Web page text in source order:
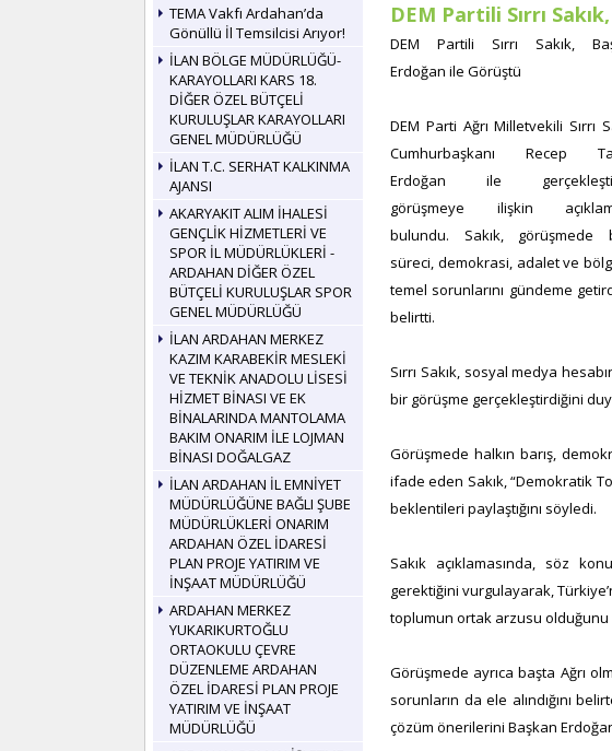
TEMA Vakfı Ardahan’da
Gönüllü İl Temsilcisi Arıyor!
İLAN BÖLGE MÜDÜRLÜĞÜ-
KARAYOLLARI KARS 18.
DİĞER ÖZEL BÜTÇELİ
KURULUŞLAR KARAYOLLARI
GENEL MÜDÜRLÜĞÜ
İLAN T.C. SERHAT KALKINMA
AJANSI
AKARYAKIT ALIM İHALESİ
GENÇLİK HİZMETLERİ VE
SPOR İL MÜDÜRLÜKLERİ -
ARDAHAN DİĞER ÖZEL
BÜTÇELİ KURULUŞLAR SPOR
GENEL MÜDÜRLÜĞÜ
İLAN ARDAHAN MERKEZ
KAZIM KARABEKİR MESLEKİ
VE TEKNİK ANADOLU LİSESİ
HİZMET BİNASI VE EK
BİNALARINDA MANTOLAMA
BAKIM ONARIM İLE LOJMAN
BİNASI DOĞALGAZ
İLAN ARDAHAN İL EMNİYET
MÜDÜRLÜĞÜNE BAĞLI ŞUBE
MÜDÜRLÜKLERİ ONARIM
ARDAHAN ÖZEL İDARESİ
PLAN PROJE YATIRIM VE
İNŞAAT MÜDÜRLÜĞÜ
ARDAHAN MERKEZ
YUKARIKURTOĞLU
ORTAOKULU ÇEVRE
DÜZENLEME ARDAHAN
ÖZEL İDARESİ PLAN PROJE
YATIRIM VE İNŞAAT
MÜDÜRLÜĞÜ
DEM Partili Sırrı
DEM Partili Sırrı Sakık,
Erdoğan ile Görüştü
DEM Parti Ağrı Milletvekili Sırrı
Cumhurbaşkanı Recep
Erdoğan ile
görüşmeye ilişkin
bulundu. Sakık, görüşmede
süreci, demokrasi, adalet ve
temel sorunlarını gündeme
belirtti.
Sırrı Sakık, sosyal medya
bir görüşme gerçekleştirdiğini
Görüşmede halkın barış,
ifade eden Sakık, “Demokratik
beklentileri paylaştığını söyledi.
Sakık açıklamasında, söz
gerektiğini vurgulayarak,
toplumun ortak arzusu olduğunu
Görüşmede ayrıca başta Ağrı
sorunların da ele alındığını
çözüm önerilerini Başkan